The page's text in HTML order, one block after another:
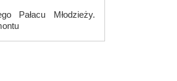
Pałacu Młodzieży.